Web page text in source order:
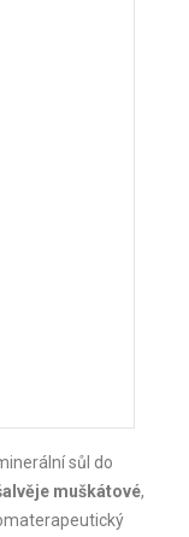
sůl do
muškátové,